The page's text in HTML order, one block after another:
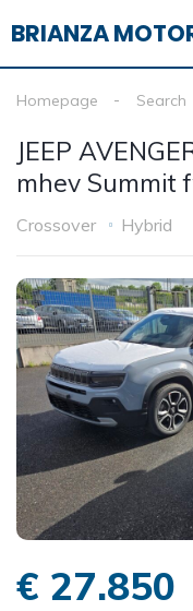
BRIANZA
Homepage Search
JEEP
mhev Summit
Crossover Hybrid
€ 27.850